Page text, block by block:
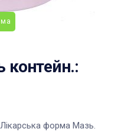
контейн.:
форма Мазь.